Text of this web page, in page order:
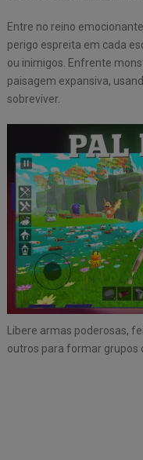
Entre no reino
perigo espreita em cada
ou inimigos. Enfrente
paisagem expansiva,
sobreviver.
Libere armas poderosas,
outros para formar grupos